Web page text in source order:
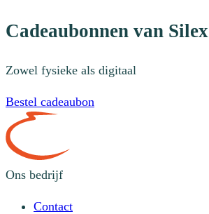
Cadeaubonnen van Silex
Zowel fysieke als digitaal
Bestel cadeaubon
Ons bedrijf
Contact